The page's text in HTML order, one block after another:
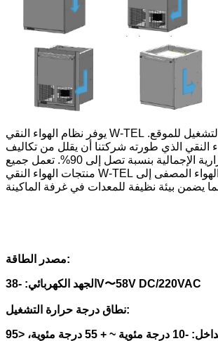
يوفر نظام الهواء النقي W-TEL الطاقة وتكاليف التشغيل للموقع.
النقي الذي طورته شركتنا أن يقلل من تكاليف
تشغيل الإدارة الحرارية الإجمالية بنسبة تصل إلى 90%. تعمل جميع
منتجات الهواء النقي W-TEL بضغط زائد لنقل الهواء المصفى إلى
مصدر الطاقة:
الجهد الكهربائي: -38V〜58V DC/220VAC
نطاق درجة حرارة التشغيل:
الداخل: -10 درجة مئوية ~ + 55 درجة مئوية، <95RH% (بدون